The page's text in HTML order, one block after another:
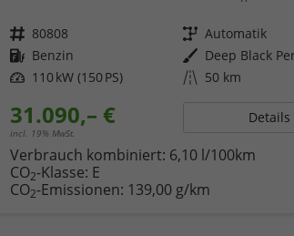
Fahrzeugnr. 80808 Getriebe Automatik
Kraftstoff Benzin Außenfarbe Deep Black
Leistung 110 kW (150 PS) Kilometerstand 50 km
31.090,– €
incl. 19% MwSt.
Details
Verbrauch kombiniert: 6,10 l/100km
CO2-Klasse: E
CO2-Emissionen: 139,00 g/km